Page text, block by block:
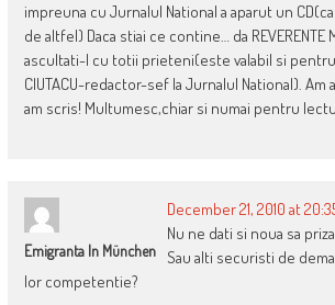
impreuna cu Jurnalul National a aparut un
de altfel) Daca stiai ce contine… da REVERENTE
ascultati-l cu totii prieteni(este valabil si pentru
CIUTACU-redactor-sef la Jurnalul National). Am
am scris! Multumesc,chiar si numai pentru
Emigranta In München
December 21, 2010 at
Nu ne dati si noua sa
Sau alti securisti de
lor competentie?